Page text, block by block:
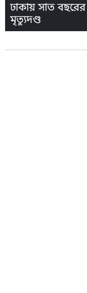
ঢাকায় সাত
মৃত্যুদণ্ড